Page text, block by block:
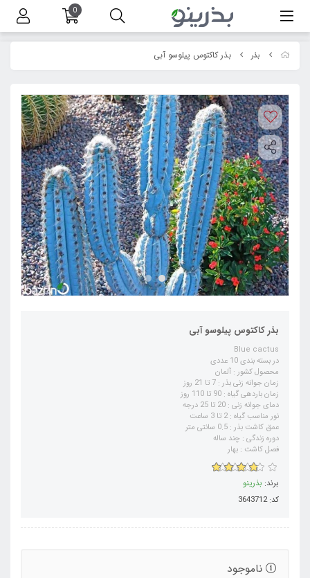
بذر بذر کاکتوس پیلوسو آبی
بذر کاکتوس پیلوسو آبی
Blue cactus
در بسته بندی 10 عددی
محصول کشور : آلمان
زمان جوانه زنی بذر : 7 تا 21 روز
زمان باردهی گیاه : 90 تا 110 روز
دمای جوانه زنی : 20 تا 25 درجه
نور مناسب گیاه : 2 تا 3 ساعت
عمق کاشت بذر : 0.5 سانتی متر
دوره زندگی : چند ساله
فصل کاشت : بهار
برند: بذرینو
کد: 3643712
ناموجود
0